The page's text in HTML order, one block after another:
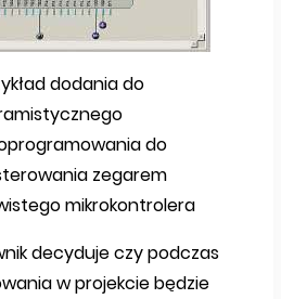
dodania do
do
zegarem
mikrokontrolera
decyduje czy podczas
w projekcie będzie